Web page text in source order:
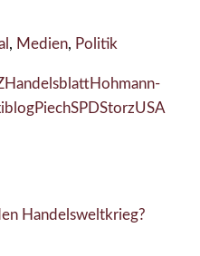
, Medien, Politik
HandelsblattHohmann-
PiechSPDStorzUSA
Handelsweltkrieg?